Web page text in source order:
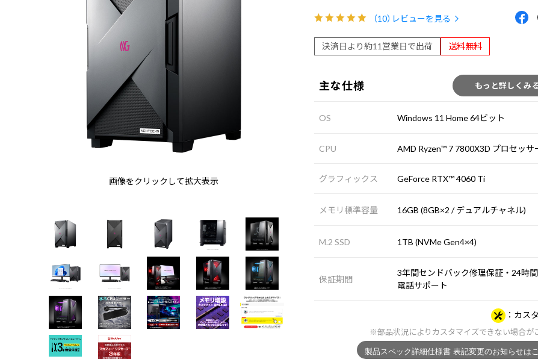
画像をクリックして拡大表示
（10）レビューを見る
決済日より約11営業日で出荷 送料無料
主な仕様 もっと詳しくみ
OS Windows 11 Home 64ビット
CPU AMD Ryzen™ 7 7800X3D プロセッサ
グラフィックス GeForce RTX™ 4060 Ti
メモリ標準容量 16GB (8GB×2 / デュアルチャネル)
M.2 SSD 1TB (NVMe Gen4×4)
保証期間
3年間センドバック修理保証・24時
電話サポート
カス
※部品状況によりカスタマイズできない場合が